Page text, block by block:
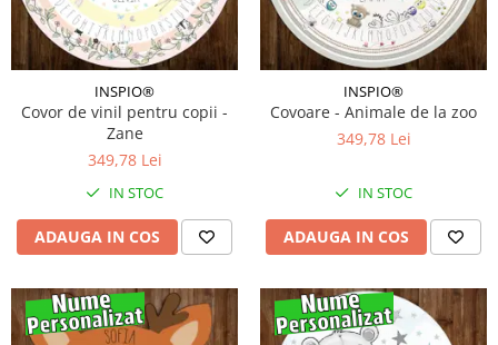
INSPIO®
Covor de vinil pentru copii -
Zane
349,78 Lei
IN STOC
ADAUGA IN COS
INSPIO®
Covoare - Animale de la zoo
349,78 Lei
IN STOC
ADAUGA IN COS